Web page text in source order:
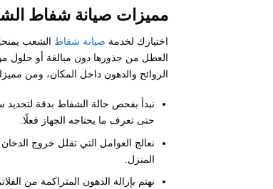
مميزات صيانة شفاط
اختيارك لخدمة صيانة شفاط الشعب
العطل من جذورها دون مبالغة أو حلول
الروائح والدهون داخل المكان، ومن
نبدأ بفحص حالة الشفاط بدقة
حتى تعرف ما يحتاجه الجهاز فعلًا.
نعالج العوامل التي تقلل خروج
المنزل.
نهتم بإزالة الدهون المتراكمة من